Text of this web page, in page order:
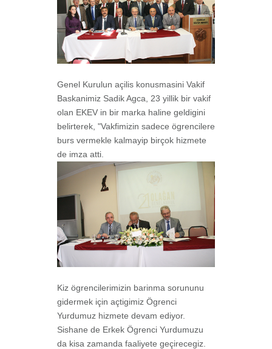
Genel Kurulun açilis konusmasini Vakif
Baskanimiz Sadik Agca, 23 yillik bir vakif
olan EKEV in bir marka haline geldigini
belirterek, "Vakfimizin sadece ögrencilere
burs vermekle kalmayip birçok hizmete
de imza atti.
Kiz ögrencilerimizin barinma sorununu
gidermek için açtigimiz Ögrenci
Yurdumuz hizmete devam ediyor.
Sishane de Erkek Ögrenci Yurdumuzu
da kisa zamanda faaliyete geçirecegiz.